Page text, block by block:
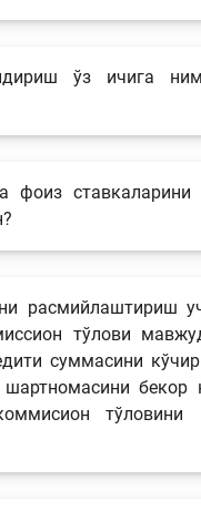
ўз ичига
фоиз ставкаларини
расмийлаштириш
тўлови
суммасини
бекор
тўловини